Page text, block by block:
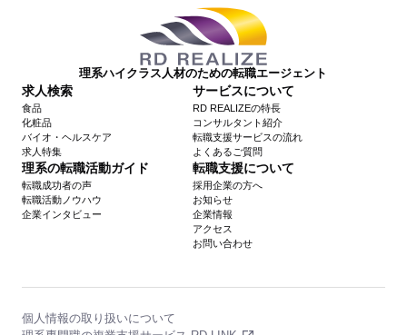
理系ハイクラス人材のための転職エージェント
求人検索
食品
化粧品
バイオ・ヘルスケア
求人特集
サービスについて
RD REALIZEの特長
コンサルタント紹介
転職支援サービスの流れ
よくあるご質問
理系の転職活動ガイド
転職成功者の声
転職活動ノウハウ
企業インタビュー
転職支援について
採用企業の方へ
お知らせ
企業情報
アクセス
お問い合わせ
個人情報の取り扱いについて